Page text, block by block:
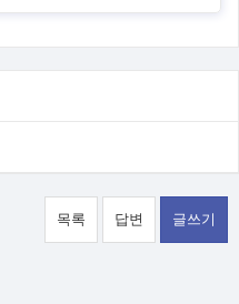
목록 답변 글쓰기